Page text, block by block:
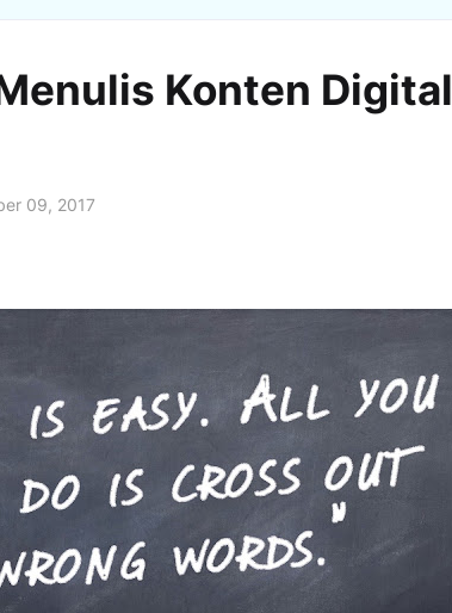
Konten Digital
09, 2017